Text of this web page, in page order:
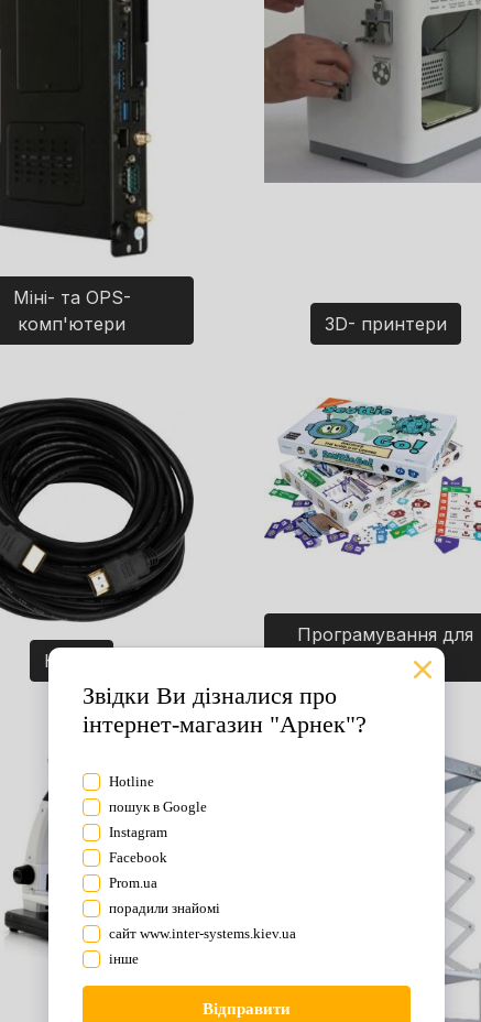
Міні- та OPS-
комп'ютери
3D- принтери
Кабелі
Програмування для
дітей. Ігри.